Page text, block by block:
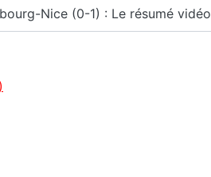
Nice (0-1) : Le résumé vidéo